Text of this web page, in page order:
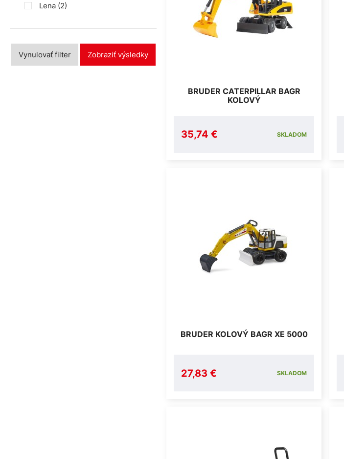
BRUDER CATERPILLAR BAGR
KOLOVÝ
35,74 € SKLADOM
BRUDER KOLOVÝ BAGR XE 5000
27,83 € SKLADOM
Lena (2)
Vynulovať filter Zobraziť výsledky